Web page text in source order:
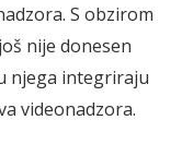
S obzirom
nije donesen
njega integriraju
videonadzora.